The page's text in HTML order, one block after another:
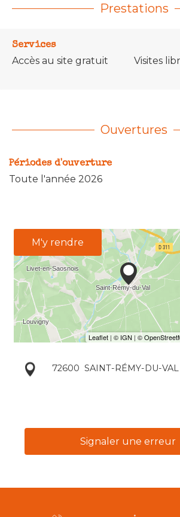
Prestations
Services
Accès au site gratuit Visites
Ouvertures
Périodes d'ouverture
Toute l'année 2026
M'y rendre
72600 SAINT-RÉMY-DU-VAL
Signaler une erreur